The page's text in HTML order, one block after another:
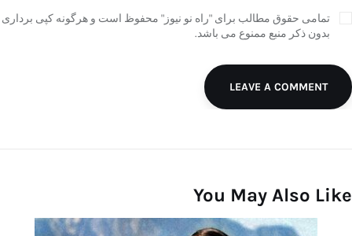
تمامی حقوق مطالب برای "راه نو نیوز" محفوظ است و هرگونه کپی برداری
بدون ذکر منبع ممنوع می باشد.
LEAVE A COMMENT
You May Also Like